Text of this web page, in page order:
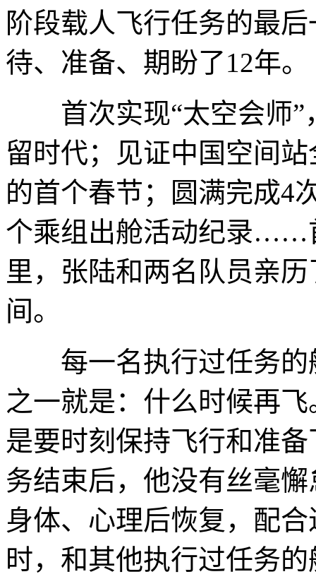
阶段载人飞行任务的最
待、准备、期盼了12年。
首次实现“太空会师”
留时代；见证中国空间
的首个春节；圆满完成4
个乘组出舱活动纪录……
里，张陆和两名队员亲
间。
每一名执行过任务的
之一就是：什么时候再
是要时刻保持飞行和准
务结束后，他没有丝毫
身体、心理后恢复，配
时，和其他执行过任务